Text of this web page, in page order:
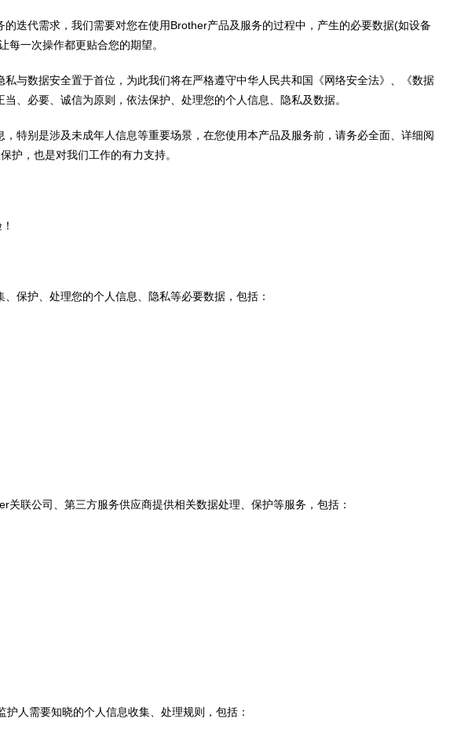
迭代需求，我们需要对您在使用Brother产品及服务的过程中，产生的必要数据(如设备
一次操作都更贴合您的期望。
与数据安全置于首位，为此我们将在严格遵守中华人民共和国《网络安全法》、《数据
、必要、诚信为原则，依法保护、处理您的个人信息、隐私及数据。
特别是涉及未成年人信息等重要场景，在您使用本产品及服务前，请务必全面、详细阅
护，也是对我们工作的有力支持。
保护、处理您的个人信息、隐私等必要数据，包括：
联公司、第三方服务供应商提供相关数据处理、保护等服务，包括：
人需要知晓的个人信息收集、处理规则，包括：